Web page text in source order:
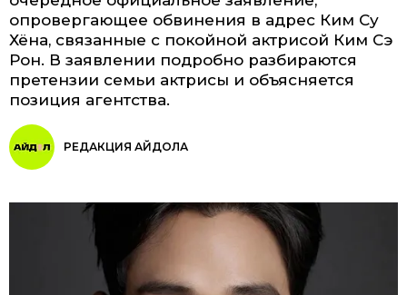
опровергающее обвинения в адрес Ким Су
Хёна, связанные с покойной актрисой Ким Сэ
Рон. В заявлении подробно разбираются
претензии семьи актрисы и объясняется
позиция агентства.
РЕДАКЦИЯ АЙДОЛА